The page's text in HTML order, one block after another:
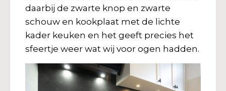
daarbij de zwarte knop en zwarte
schouw en kookplaat met de lichte
kader keuken en het geeft precies het
sfeertje weer wat wij voor ogen hadden.